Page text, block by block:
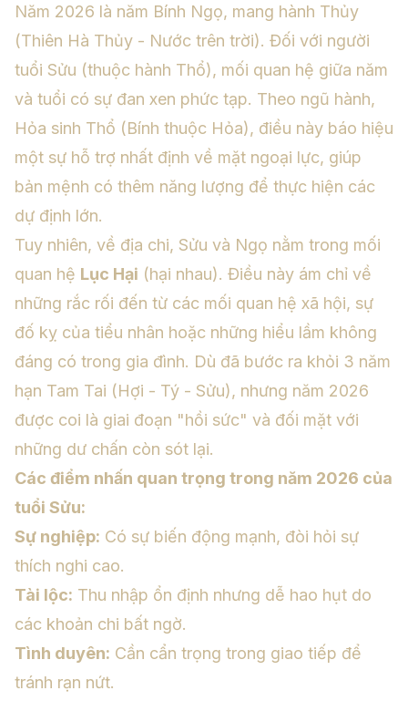
Năm 2026 là năm Bính Ngọ, mang hành Thủy
(Thiên Hà Thủy - Nước trên trời). Đối với người
tuổi Sửu (thuộc hành Thổ), mối quan hệ giữa năm
và tuổi có sự đan xen phức tạp. Theo ngũ hành,
Hỏa sinh Thổ (Bính thuộc Hỏa), điều này báo hiệu
một sự hỗ trợ nhất định về mặt ngoại lực, giúp
bản mệnh có thêm năng lượng để thực hiện các
dự định lớn.
Tuy nhiên, về địa chi, Sửu và Ngọ nằm trong mối
quan hệ Lục Hại (hại nhau). Điều này ám chỉ về
những rắc rối đến từ các mối quan hệ xã hội, sự
đố kỵ của tiểu nhân hoặc những hiểu lầm không
đáng có trong gia đình. Dù đã bước ra khỏi 3 năm
hạn Tam Tai (Hợi - Tý - Sửu), nhưng năm 2026
được coi là giai đoạn "hồi sức" và đối mặt với
những dư chấn còn sót lại.
Các điểm nhấn quan trọng trong năm 2026 của
tuổi Sửu:
Sự nghiệp: Có sự biến động mạnh, đòi hỏi sự
thích nghi cao.
Tài lộc: Thu nhập ổn định nhưng dễ hao hụt do
các khoản chi bất ngờ.
Tình duyên: Cần cẩn trọng trong giao tiếp để
tránh rạn nứt.